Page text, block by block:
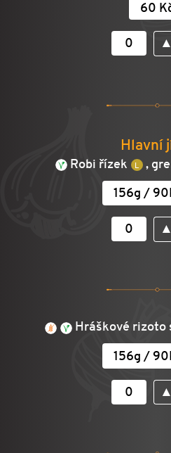
60
▲
Hlavní
Robi řízek ,
▲
Hráškové rizoto
▲